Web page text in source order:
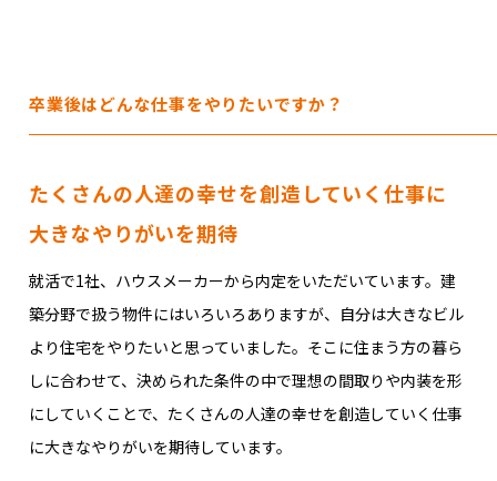
卒業後はどんな仕事をやりたいですか？
たくさんの人達の幸せを創造していく仕事に
大きなやりがいを期待
就活で1社、ハウスメーカーから内定をいただいています。建
築分野で扱う物件にはいろいろありますが、自分は大きなビル
より住宅をやりたいと思っていました。そこに住まう方の暮ら
しに合わせて、決められた条件の中で理想の間取りや内装を形
にしていくことで、たくさんの人達の幸せを創造していく仕事
に大きなやりがいを期待しています。